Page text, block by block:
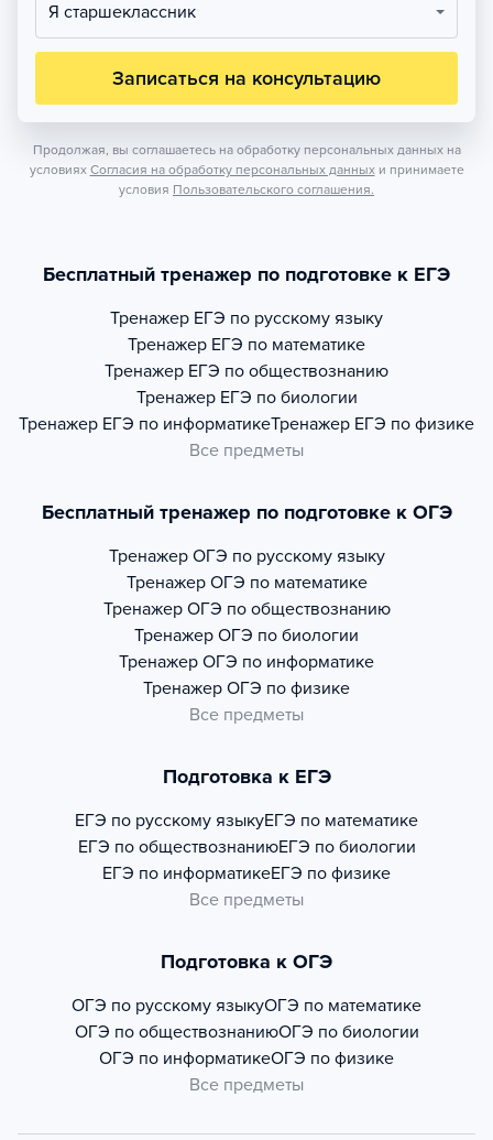
Я старшеклассник
Записаться на консультацию
Продолжая, вы соглашаетесь на обработку персональных данных на
условиях Согласия на обработку персональных данных и принимаете
условия Пользовательского соглашения.
Бесплатный тренажер по подготовке к ЕГЭ
Тренажер ЕГЭ по русскому языку
Тренажер ЕГЭ по математике
Тренажер ЕГЭ по обществознанию
Тренажер ЕГЭ по биологии
Тренажер ЕГЭ по информатикеТренажер ЕГЭ по физике
Все предметы
Бесплатный тренажер по подготовке к ОГЭ
Тренажер ОГЭ по русскому языку
Тренажер ОГЭ по математике
Тренажер ОГЭ по обществознанию
Тренажер ОГЭ по биологии
Тренажер ОГЭ по информатике
Тренажер ОГЭ по физике
Все предметы
Подготовка к ЕГЭ
ЕГЭ по русскому языкуЕГЭ по математике
ЕГЭ по обществознаниюЕГЭ по биологии
ЕГЭ по информатикеЕГЭ по физике
Все предметы
Подготовка к ОГЭ
ОГЭ по русскому языкуОГЭ по математике
ОГЭ по обществознаниюОГЭ по биологии
ОГЭ по информатикеОГЭ по физике
Все предметы